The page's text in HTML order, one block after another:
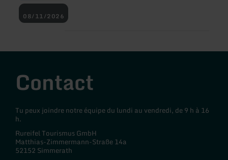
08/11/2026
Contact
Tu peux joindre notre équipe du lundi au vendredi, de 9 h à 16
h.
Rureifel Tourismus GmbH
Matthias-Zimmermann-Straße 14a
52152 Simmerath